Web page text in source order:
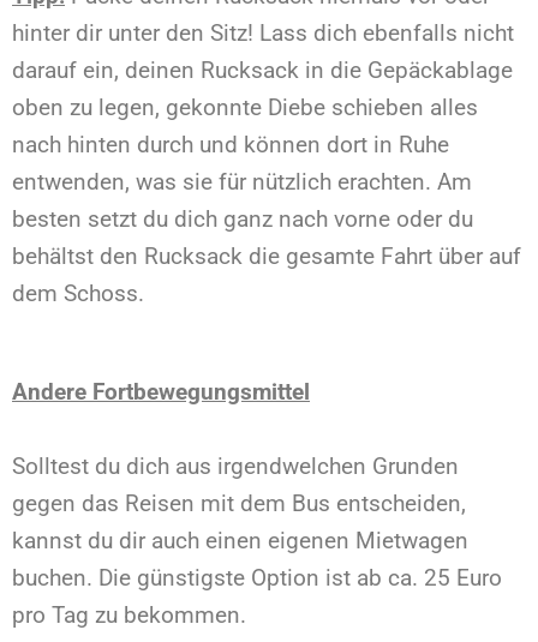
hinter dir unter den Sitz! Lass dich ebenfalls nicht
darauf ein, deinen Rucksack in die Gepäckablage
oben zu legen, gekonnte Diebe schieben alles
nach hinten durch und können dort in Ruhe
entwenden, was sie für nützlich erachten. Am
besten setzt du dich ganz nach vorne oder du
behältst den Rucksack die gesamte Fahrt über auf
dem Schoss.
Andere Fortbewegungsmittel
Solltest du dich aus irgendwelchen Grunden
gegen das Reisen mit dem Bus entscheiden,
kannst du dir auch einen eigenen Mietwagen
buchen. Die günstigste Option ist ab ca. 25 Euro
pro Tag zu bekommen.